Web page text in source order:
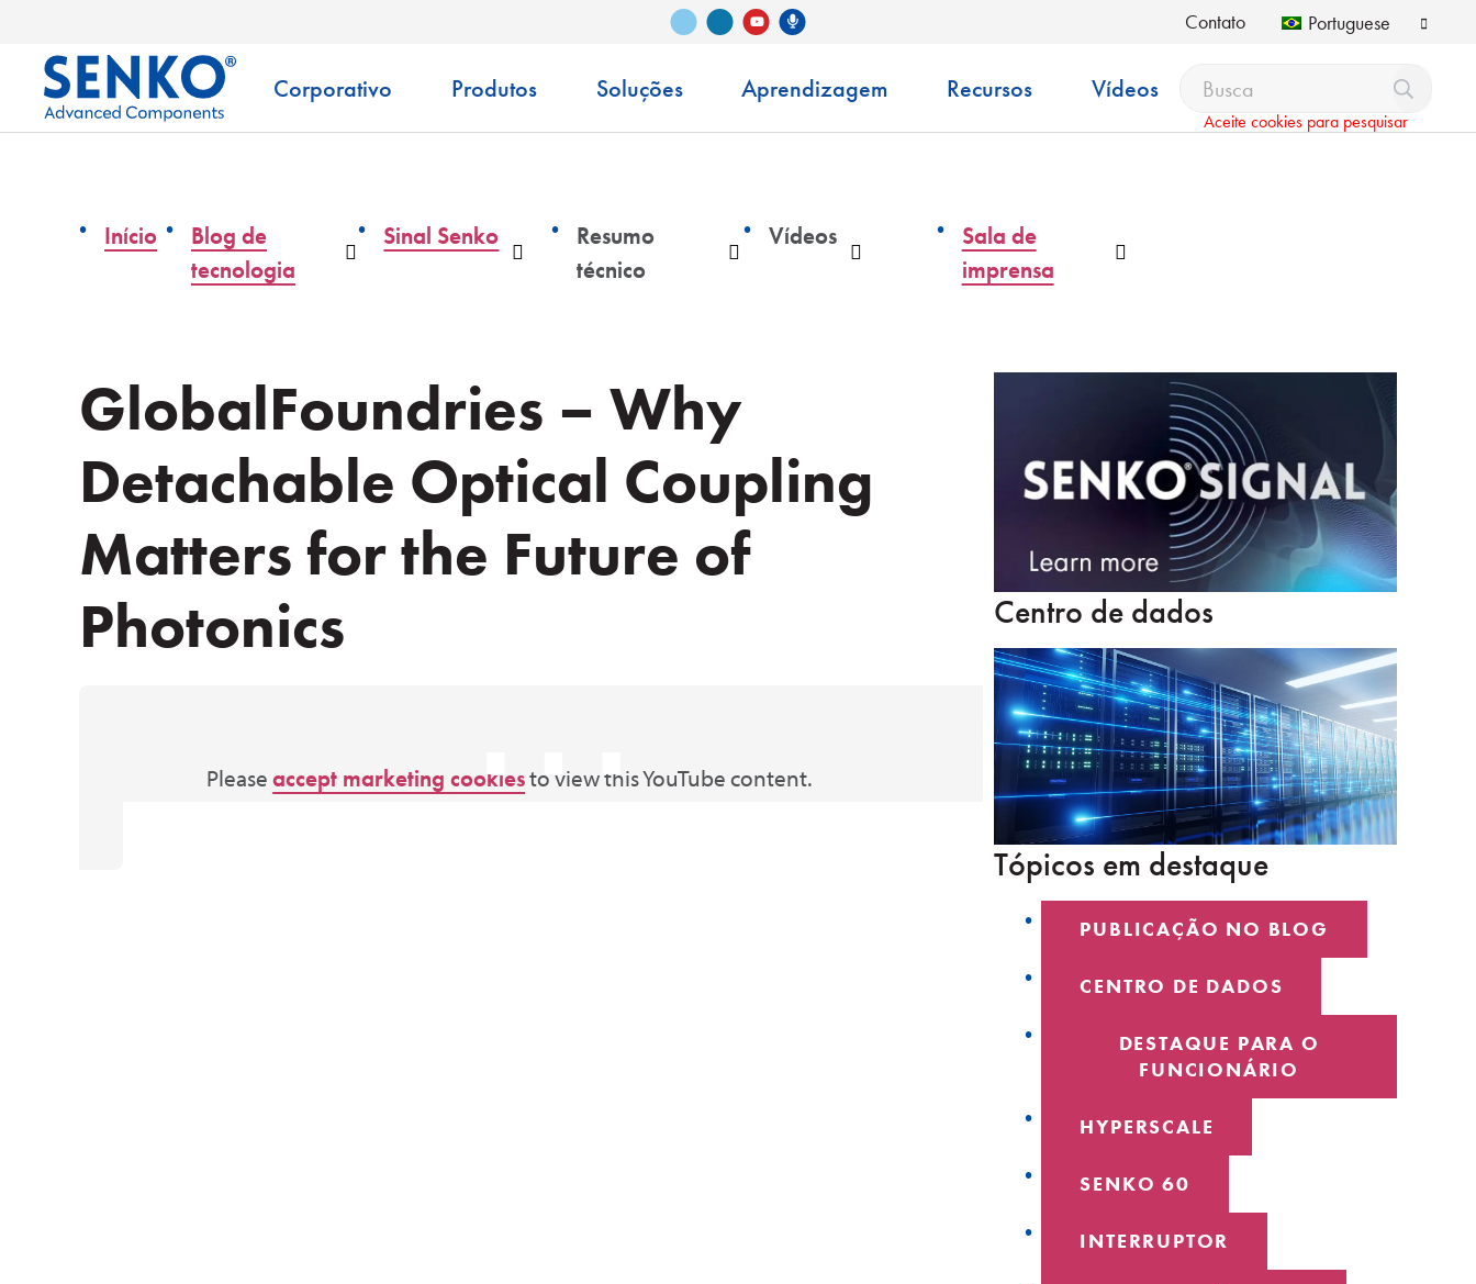
Vimeo LinkedInYouTubePodcast Senko Contato Portuguese
Corporativo Produtos Soluções Aprendizagem Recursos Vídeos
Aceite cookies para pesquisar
Início
Blog de
tecnologia
Menu suspenso
Sinal Senko
Menu suspenso
Resumo
técnico
Menu suspenso
Vídeos
Menu suspenso
Sala de
imprensa
Menu suspenso
GlobalFoundries – Why
Detachable Optical Coupling
Matters for the Future of
Photonics
⋯
Pleaseaccept marketing cookiesto view this YouTube content.
Centro de dados
Tópicos em destaque
PUBLICAÇÃO NO BLOG
CENTRO DE DADOS
DESTAQUE PARA O
FUNCIONÁRIO
HYPERSCALE
SENKO 60
INTERRUPTOR